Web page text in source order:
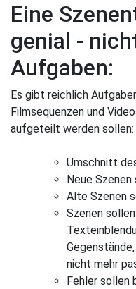
Eine
genial -
Aufgaben:
Es gibt reichlich
Filmsequenzen und
aufgeteilt werden sollen:
Umschnitt
Neue
Alte Szenen
Szenen
nicht mehr
Fehler sollen